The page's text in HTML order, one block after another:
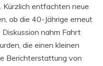
Kürzlich entfachten neue
ob die 40-Jährige erneut
nahm Fahrt
die einen kleinen
Berichterstattung von